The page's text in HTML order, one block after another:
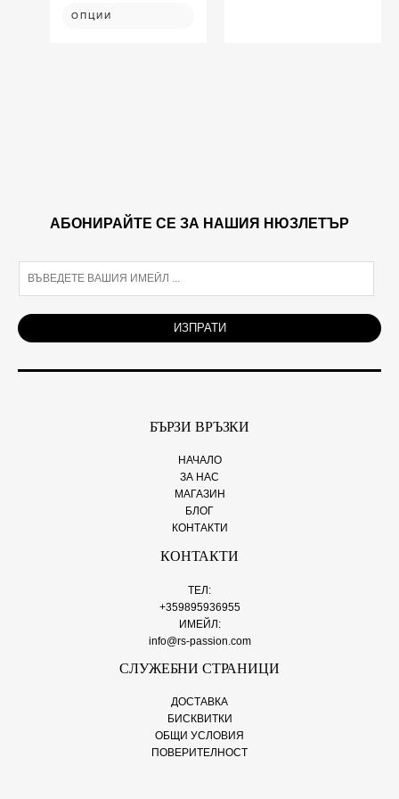
ОПЦИИ
АБОНИРАЙТЕ СЕ ЗА НАШИЯ НЮЗЛЕТЪР
i
l
ИЗПРАТИ
БЪРЗИ ВРЪЗКИ
НАЧАЛО
ЗА НАС
МАГАЗИН
БЛОГ
КОНТАКТИ
КОНТАКТИ
ТЕЛ:
+359895936955
ИМЕЙЛ:
info@rs-passion.com
СЛУЖЕБНИ СТРАНИЦИ
ДОСТАВКА
БИСКВИТКИ
ОБЩИ УСЛОВИЯ
ПОВЕРИТЕЛНОСТ